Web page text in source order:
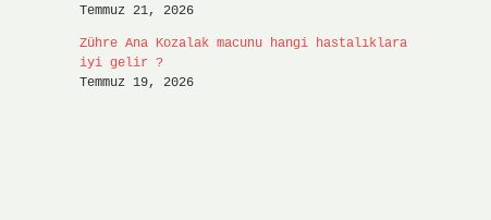
Temmuz 21, 2026
Zühre Ana Kozalak macunu hangi hastalıklara
iyi gelir ?
Temmuz 19, 2026